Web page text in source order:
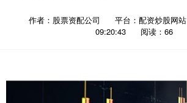
作者：股票资配公司 平台：配资炒股网站
09:20:43
阅读：66